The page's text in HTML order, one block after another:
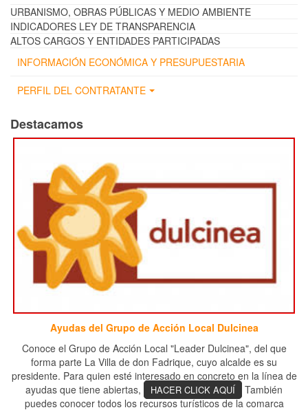
URBANISMO, OBRAS PÚBLICAS Y MEDIO AMBIENTE
INDICADORES LEY DE TRANSPARENCIA
ALTOS CARGOS Y ENTIDADES PARTICIPADAS
INFORMACIÓN ECONÓMICA Y PRESUPUESTARIA
PERFIL DEL CONTRATANTE
Destacamos
Ayudas del Grupo de Acción Local Dulcinea
Conoce el Grupo de Acción Local "Leader Dulcinea", del que
forma parte La Villa de don Fadrique, cuyo alcalde es su
presidente. Para quien esté interesado en concreto en la línea de
ayudas que tiene abiertas,
HACER CLICK AQUÍ
También
puedes conocer todos los recursos turísticos de la comarca